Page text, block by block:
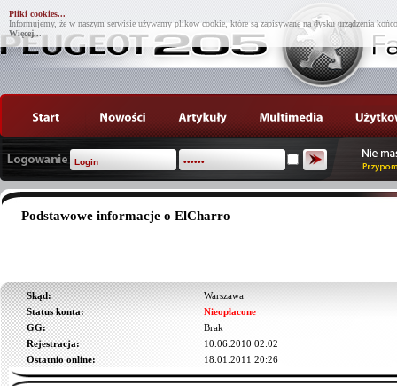
Pliki cookies...
Informujemy, że w naszym serwisie używamy plików cookie, które są zapisywane na dysku urządzenia
Więcej...
Podstawowe informacje o ElCharro
Skąd:
Warszawa
Status konta:
Nieopłacone
GG:
Brak
Rejestracja:
10.06.2010 02:02
Ostatnio online:
18.01.2011 20:26